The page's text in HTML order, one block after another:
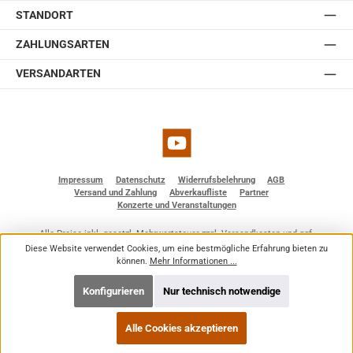
STANDORT
ZAHLUNGSARTEN
VERSANDARTEN
YouTube
Impressum Datenschutz Widerrufsbelehrung
AGB
Versand und Zahlung
Abverkaufliste
Partner
Konzerte und Veranstaltungen
Alle Preise inkl. gesetzl. Mehrwertsteuer zzgl.Versandkostenund ggf.
Nachnahmegebühren, wenn nicht anders angegeben.
© 2026 BF - Dienstleistungen - Alle Rechte vorbehalten. Theme by
Diese Website verwendet Cookies, um eine bestmögliche Erfahrung bieten zu
können. Mehr Informationen ...
Nur technisch notwendige
Konfigurieren
Alle Cookies akzeptieren